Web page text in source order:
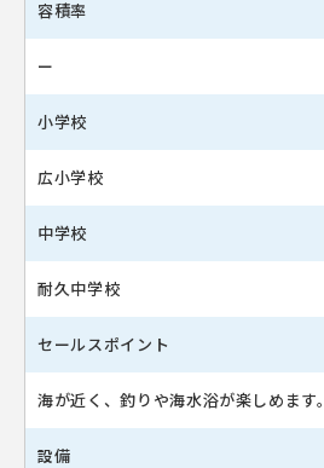
容積率
ー
小学校
広小学校
中学校
耐久中学校
セールスポイント
海が近く、釣りや海水浴が楽しめます。
設備